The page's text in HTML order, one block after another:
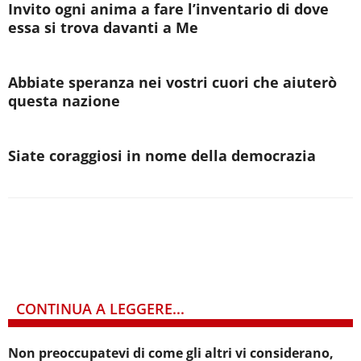
Invito ogni anima a fare l’inventario di dove
essa si trova davanti a Me
Abbiate speranza nei vostri cuori che aiuterò
questa nazione
Siate coraggiosi in nome della democrazia
CONTINUA A LEGGERE...
Non preoccupatevi di come gli altri vi considerano,